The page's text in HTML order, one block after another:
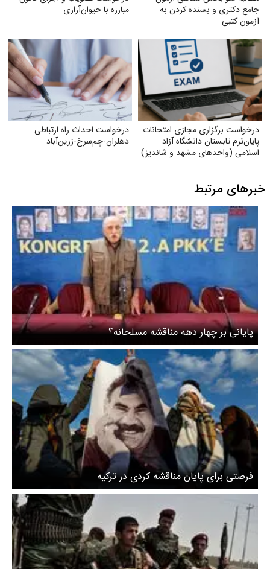
جامع دکتری و بسنده کردن به
آزمون کتبی
مبارزه با حیوان‌آزاری
درخواست برگزاری مجازی امتحانات
پایان‌ترم تابستان دانشگاه آزاد
اسلامی (واحدهای مشهد و شاندیز)
درخواست احداث راه ارتباطی
دهلران-چم‌سرخ-زرین‌آباد
خبرهای مرتبط
پایانی بر چهار دهه مناقشه مسلحانه؟
فرصتی برای پایان مناقشه کردی در ترکیه